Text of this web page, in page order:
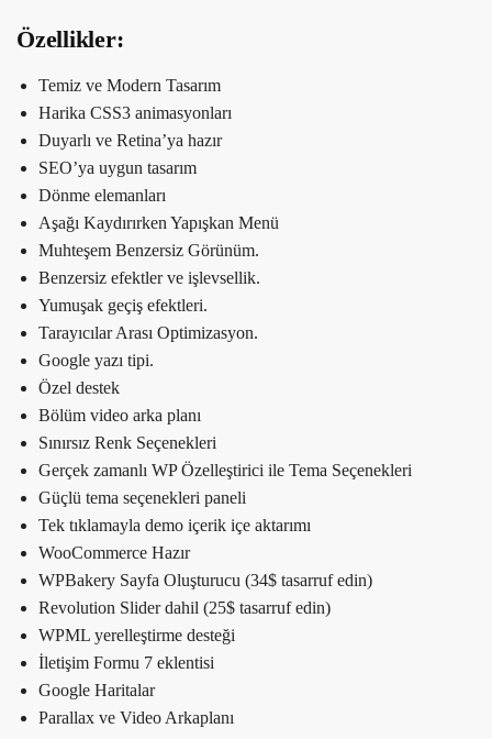
Özellikler:
Temiz ve Modern Tasarım
Harika CSS3 animasyonları
Duyarlı ve Retina’ya hazır
SEO’ya uygun tasarım
Dönme elemanları
Aşağı Kaydırırken Yapışkan Menü
Muhteşem Benzersiz Görünüm.
Benzersiz efektler ve işlevsellik.
Yumuşak geçiş efektleri.
Tarayıcılar Arası Optimizasyon.
Google yazı tipi.
Özel destek
Bölüm video arka planı
Sınırsız Renk Seçenekleri
Gerçek zamanlı WP Özelleştirici ile Tema Seçenekleri
Güçlü tema seçenekleri paneli
Tek tıklamayla demo içerik içe aktarımı
WooCommerce Hazır
WPBakery Sayfa Oluşturucu (34$ tasarruf edin)
Revolution Slider dahil (25$ tasarruf edin)
WPML yerelleştirme desteği
İletişim Formu 7 eklentisi
Google Haritalar
Parallax ve Video Arkaplanı